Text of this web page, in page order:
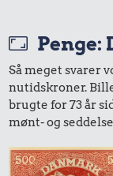
0,99 kr.
Penge:
Så meget svarer
nutidskroner.
brugte for 73 år
mønt- og